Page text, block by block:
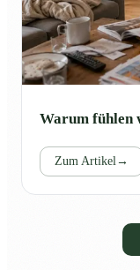
Warum fühlen
Zum Artikel→